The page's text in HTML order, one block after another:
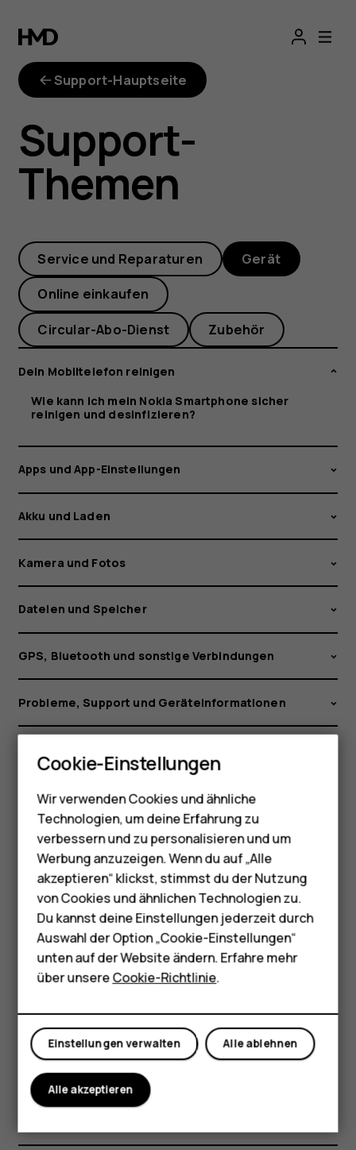
Wie
kann
ich
mein
Nokia
Smartphone
sicher
reinigen
und
desinfizieren?
Smartphones
Feature Phones
Telefone für Senioren
Zubehör
HMD Terra M
Für Unternehmen
Tablets
Shop
Mein Konto
Support-Hauptseite
Support-
Themen
Service und Reparaturen Gerät
Online einkaufen
Circular-Abo-Dienst Zubehör
Dein Mobiltelefon reinigen
Wie kann ich mein Nokia Smartphone sicher
reinigen und desinfizieren?
Apps und App-Einstellungen
Akku und Laden
Kamera und Fotos
Dateien und Speicher
GPS, Bluetooth und sonstige Verbindungen
Probleme, Support und Geräteinformationen
Netzwerke, WLAN und mobile Daten
Sicherheit und Datenschutz
Software und Updates
Klingeltöne und Personalisierungseinstellungen
SIM-Karten, Kontakte und Anrufe
Medien und sonstige Funktionen
Nokia 3.1 Plus update error
Cookie-Einstellungen
Wir verwenden Cookies und ähnliche
Technologien, um deine Erfahrung zu
verbessern und zu personalisieren und um
Werbung anzuzeigen. Wenn du auf „Alle
akzeptieren“ klickst, stimmst du der Nutzung
von Cookies und ähnlichen Technologien zu.
Du kannst deine Einstellungen jederzeit durch
Auswahl der Option „Cookie-Einstellungen“
unten auf der Website ändern. Erfahre mehr
über unsereCookie-Richtlinie.
Alle ablehnen
Einstellungen verwalten
Alle akzeptieren